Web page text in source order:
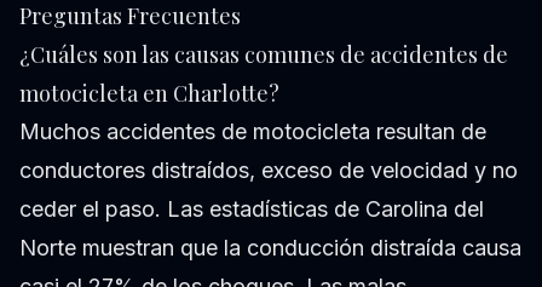
Preguntas Frecuentes
¿Cuáles son las causas comunes de accidentes de
motocicleta en Charlotte?
Muchos accidentes de motocicleta resultan de
conductores distraídos, exceso de velocidad y no
ceder el paso. Las estadísticas de Carolina del
Norte muestran que la conducción distraída causa